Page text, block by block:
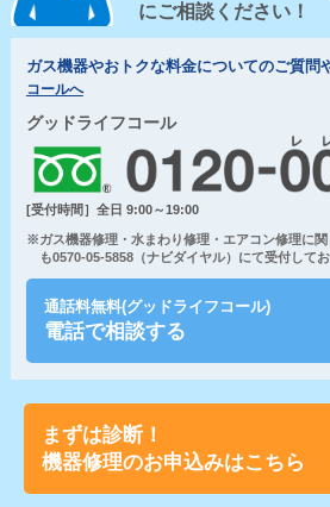
にご相談ください！
ガス機器やおトクな料金についてのご質問
コールへ
グッドライフコール
[受付時間］全日 9:00～19:00
※ガス機器修理・水まわり修理・エアコン修理に関
も0570-05-5858（ナビダイヤル）にて受付してお
通話料無料(グッドライフコール)
電話で相談する
まずは診断！
機器修理のお申込みはこちら